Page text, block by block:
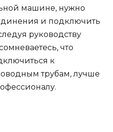
машине, нужно
и подключить
руководству
что
к
трубам, лучше